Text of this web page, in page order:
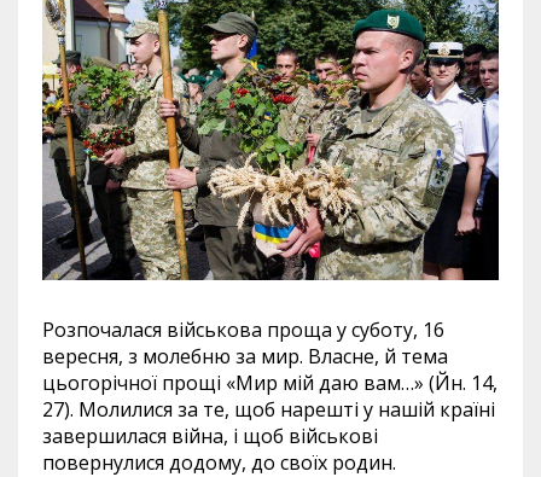
Розпочалася військова проща у суботу, 16
вересня, з молебню за мир. Власне, й тема
цьогорічної прощі «Мир мій даю вам…» (Йн. 14,
27). Молилися за те, щоб нарешті у нашій країні
завершилася війна, і щоб військові
повернулися додому, до своїх родин.